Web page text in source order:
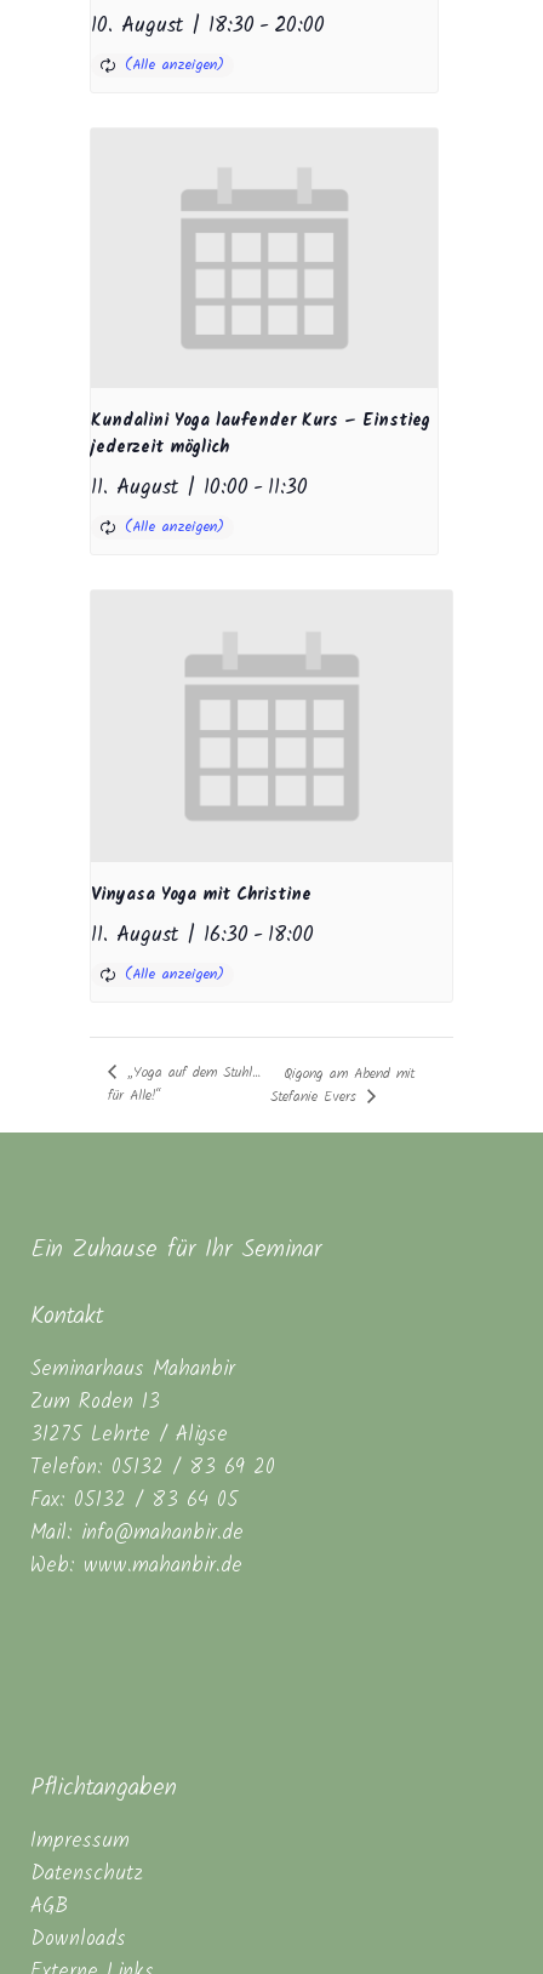
10. August | 18:30 -20:00
Kundalini Yoga laufender Kurs – Einstieg
jederzeit möglich
11. August | 10:00 -11:30
Vinyasa Yoga mit Christine
11. August | 16:30 -18:00
„Yoga auf dem Stuhl…
für Alle!“
Qigong am Abend mit
Stefanie Evers
Ein Zuhause für Ihr Seminar
Kontakt
Seminarhaus Mahanbir
Zum Roden 13
31275 Lehrte / Aligse
Telefon: 05132 / 83 69 20
Fax: 05132 / 83 64 05
Mail: info@mahanbir.de
Web: www.mahanbir.de
Pflichtangaben
Impressum
Datenschutz
AGB
Downloads